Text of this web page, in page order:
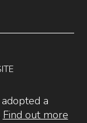
a
Find out more